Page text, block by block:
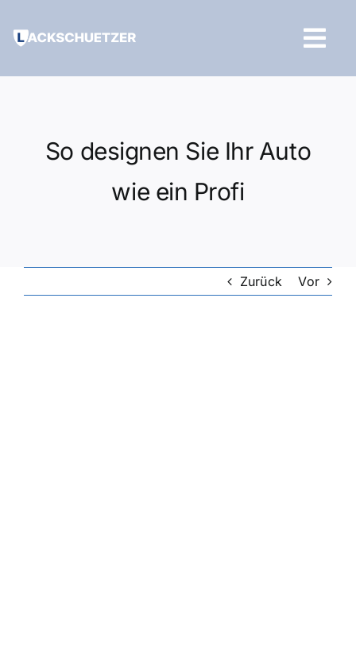
Inhalt
So designen Sie Ihr Auto
wie ein Profi
Zurück Vor